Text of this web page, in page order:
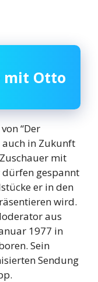
mit Otto
“Der
in Zukunft
mit
dürfen gespannt
er in den
wird.
aus
1977 in
Sein
Sendung